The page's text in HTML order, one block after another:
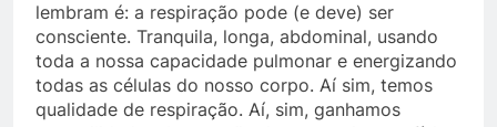
lembram é: a respiração pode (e deve) ser
consciente. Tranquila, longa, abdominal, usando
toda a nossa capacidade pulmonar e energizando
todas as células do nosso corpo. Aí sim, temos
qualidade de respiração. Aí, sim, ganhamos